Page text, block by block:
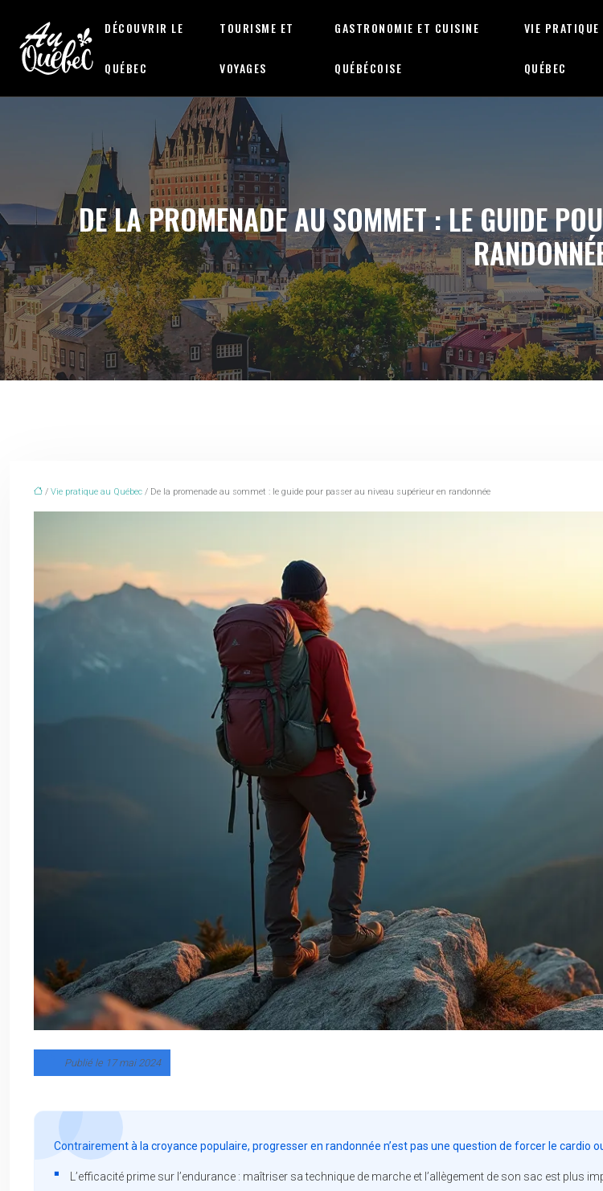
DÉCOUVRIR LE
QUÉBEC
TOURISME ET
VOYAGES
GASTRONOMIE ET CUISINE
QUÉBÉCOISE
VIE PRATIQUE
QUÉBEC
DE LA PROMENADE AU SOMMET : LE GUIDE
/ Vie pratique au Québec / De la promenade au sommet : le guide pour passer au niveau supérieur en randonnée
Publié le 17 mai 2024
Contrairement à la croyance populaire, progresser en randonnée n’est pas une question de forcer le cardio
L’efficacité prime sur l’endurance : maîtriser sa technique de marche et l’allègement de son sac est plus